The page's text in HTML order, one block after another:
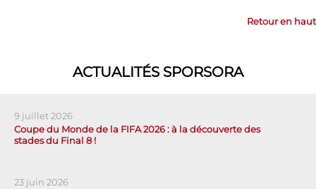
Retour en haut
ACTUALITÉS SPORSORA
9 juillet 2026
Coupe du Monde de la FIFA 2026 : à la découverte des
stades du Final 8 !
23 juin 2026